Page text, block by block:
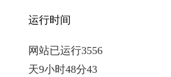
运行时间
网站已运行3556
天9小时48分44